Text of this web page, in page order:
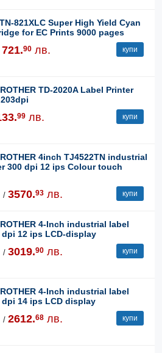
821XLC Super High Yield Cyan
for EC Prints 9000 pages
721.90 лв. купи
TD-2020A Label Printer
99 лв. купи
4inch TJ4522TN industrial
300 dpi 12 ips Colour touch
/ 3570.93 лв. купи
4-Inch industrial label
dpi 12 ips LCD-display
/ 3019.90 лв. купи
4-Inch industrial label
dpi 14 ips LCD display
/ 2612.68 лв. купи